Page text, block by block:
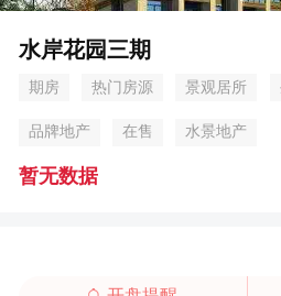
水岸花园三期
期房 热门房源 景观居所
品牌地产 在售 水景地产
暂无数据